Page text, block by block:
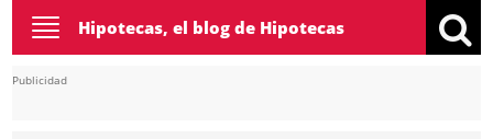
Toggle
navigation
Hipotecas, el blog de Hipotecas
Publicidad